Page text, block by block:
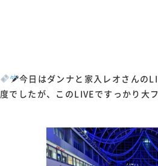
今日はダンナと家入レオさんの
度でしたが、このLIVEですっかり大